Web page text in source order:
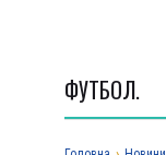
ФУТБОЛ.